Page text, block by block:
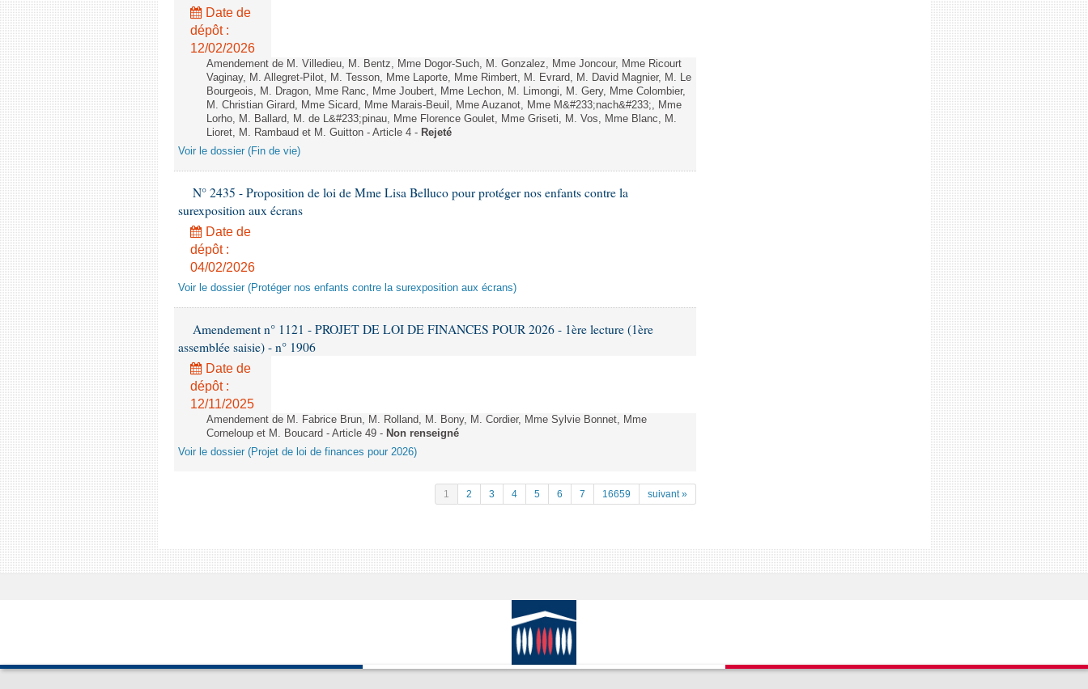
Date de
dépôt :
12/02/2026
Amendement de M. Villedieu, M. Bentz, Mme Dogor-Such, M. Gonzalez, Mme Joncour, Mme Ricourt
Vaginay, M. Allegret-Pilot, M. Tesson, Mme Laporte, Mme Rimbert, M. Evrard, M. David Magnier, M. Le
Bourgeois, M. Dragon, Mme Ranc, Mme Joubert, Mme Lechon, M. Limongi, M. Gery, Mme Colombier,
M. Christian Girard, Mme Sicard, Mme Marais-Beuil, Mme Auzanot, Mme M&#233;nach&#233;, Mme
Lorho, M. Ballard, M. de L&#233;pinau, Mme Florence Goulet, Mme Griseti, M. Vos, Mme Blanc, M.
Lioret, M. Rambaud et M. Guitton - Article 4 - Rejeté
Voir le dossier (Fin de vie)
N° 2435 - Proposition de loi de Mme Lisa Belluco pour protéger nos enfants contre la
surexposition aux écrans
Date de
dépôt :
04/02/2026
Voir le dossier (Protéger nos enfants contre la surexposition aux écrans)
Amendement n° 1121 - PROJET DE LOI DE FINANCES POUR 2026 - 1ère lecture (1ère
assemblée saisie) - n° 1906
Date de
dépôt :
12/11/2025
Amendement de M. Fabrice Brun, M. Rolland, M. Bony, M. Cordier, Mme Sylvie Bonnet, Mme
Corneloup et M. Boucard - Article 49 - Non renseigné
Voir le dossier (Projet de loi de finances pour 2026)
1 2 3 4 5 6 7 16659 suivant »